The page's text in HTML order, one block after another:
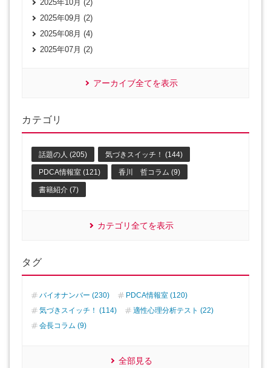
2025年10月 (2)
2025年09月 (2)
2025年08月 (4)
2025年07月 (2)
アーカイブ全てを表示
カテゴリ
話題の人 (205) 気づきスイッチ！ (144)
PDCA情報室 (121) 香川 哲コラム (9)
書籍紹介 (7)
カテゴリ全てを表示
タグ
バイオナンバー (230)
PDCA情報室 (120)
気づきスイッチ！ (114)
適性心理分析テスト (22)
会長コラム (9)
全部見る